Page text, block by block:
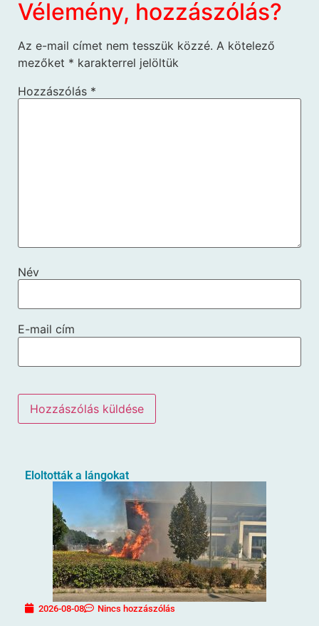
Vélemény, hozzászólás?
Az e-mail címet nem tesszük közzé. A kötelező
mezőket * karakterrel jelöltük
Hozzászólás *
Név
E-mail cím
Eloltották a lángokat
2026-08-08 Nincs hozzászólás